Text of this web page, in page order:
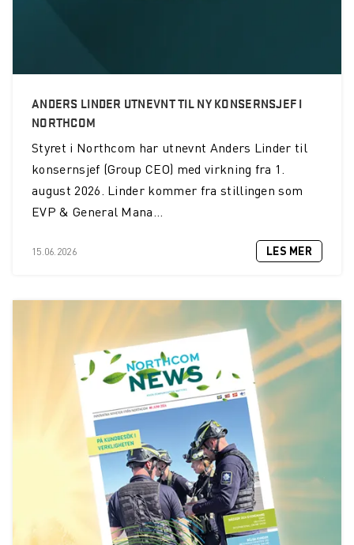
ANDERS LINDER UTNEVNT TIL NY KONSERNSJEF I
NORTHCOM
Styret i Northcom har utnevnt Anders Linder til
konsernsjef (Group CEO) med virkning fra 1.
august 2026. Linder kommer fra stillingen som
EVP & General Mana...
15.06.2026 LES MER